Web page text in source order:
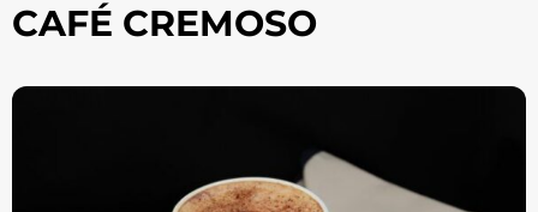
CAFÉ CREMOSO